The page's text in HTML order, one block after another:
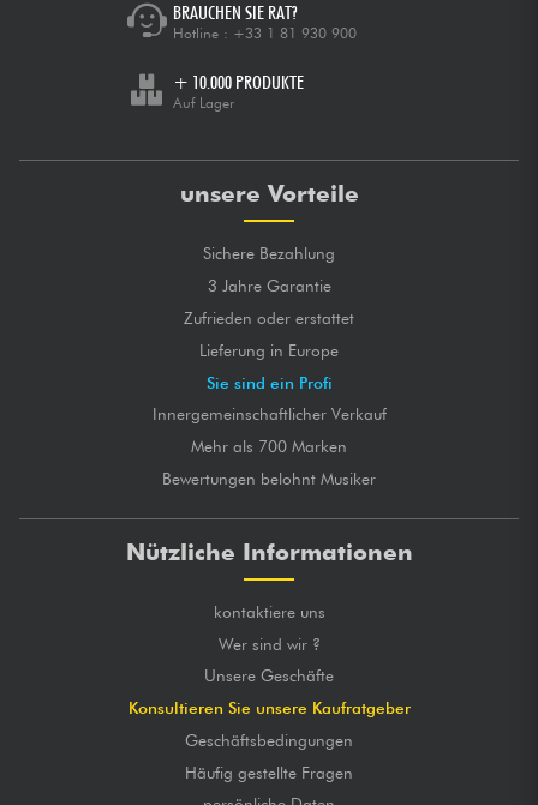
BRAUCHEN SIE RAT?
Hotline : +33 1 81 930 900
+ 10.000 PRODUKTE
Auf Lager
unsere Vorteile
Sichere Bezahlung
3 Jahre Garantie
Zufrieden oder erstattet
Lieferung in Europe
Sie sind ein Profi
Innergemeinschaftlicher Verkauf
Mehr als 700 Marken
Bewertungen belohnt Musiker
Nützliche Informationen
kontaktiere uns
Wer sind wir ?
Unsere Geschäfte
Konsultieren Sie unsere Kaufratgeber
Geschäftsbedingungen
Häufig gestellte Fragen